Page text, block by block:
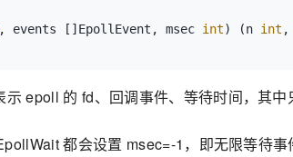
, events []EpollEvent, msec int) (n int ,
epoll 的 fd、回调事件、等待时间，其中
都会设置 msec=-1，即无限等待